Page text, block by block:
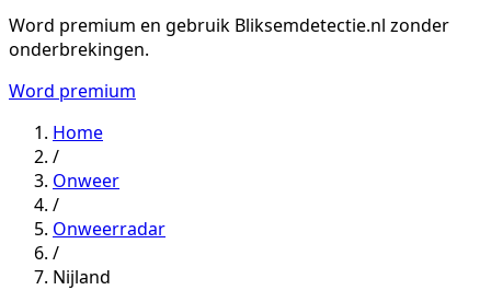
Word premium en gebruik Bliksemdetectie.nl zonder
onderbrekingen.
Word premium
Home
/
Onweer
/
Onweerradar
/
Nijland